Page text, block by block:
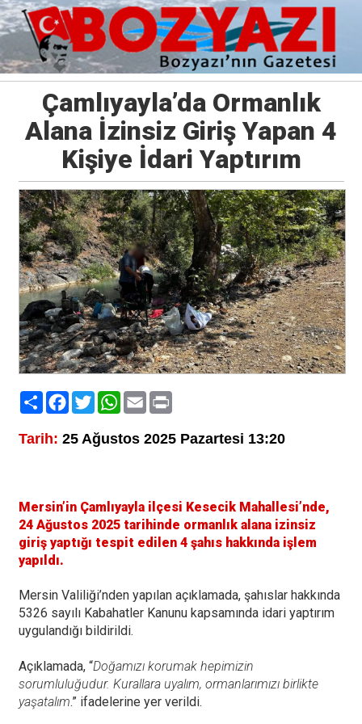
Çamlıyayla’da Ormanlık
Alana İzinsiz Giriş Yapan 4
Kişiye İdari Yaptırım
PaylaşFacebook
TwitterWhatsApp
EmailPrint
Tarih: 25 Ağustos 2025 Pazartesi 13:20
Mersin’in Çamlıyayla ilçesi Kesecik Mahallesi’nde,
24 Ağustos 2025 tarihinde ormanlık alana izinsiz
giriş yaptığı tespit edilen 4 şahıs hakkında işlem
yapıldı.
Mersin Valiliği’nden yapılan açıklamada, şahıslar hakkında
5326 sayılı Kabahatler Kanunu kapsamında idari yaptırım
uygulandığı bildirildi.
Açıklamada, “Doğamızı korumak hepimizin
sorumluluğudur. Kurallara uyalım, ormanlarımızı birlikte
yaşatalım.” ifadelerine yer verildi.